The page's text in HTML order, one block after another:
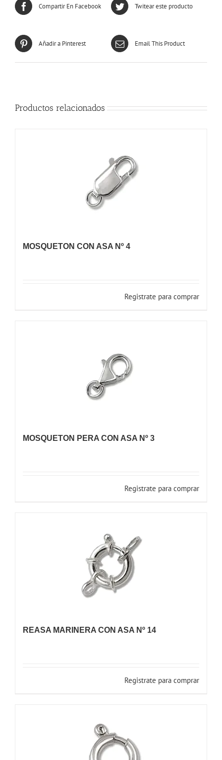
Compartir En Facebook Twitear este producto
Añadir a Pinterest Email This Product
Productos relacionados
MOSQUETON CON ASA Nº 4
Registrate para comprar
MOSQUETON PERA CON ASA Nº 3
Registrate para comprar
REASA MARINERA CON ASA Nº 14
Registrate para comprar